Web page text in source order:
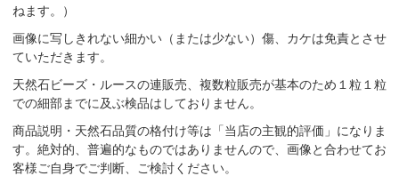
ねます。）
画像に写しきれない細かい（または少ない）傷、カケは免責とさせ
ていただきます。
天然石ビーズ・ルースの連販売、複数粒販売が基本のため１粒１粒
での細部までに及ぶ検品はしておりません。
商品説明・天然石品質の格付け等は「当店の主観的評価」になりま
す。絶対的、普遍的なものではありませんので、画像と合わせてお
客様ご自身でご判断、ご検討ください。